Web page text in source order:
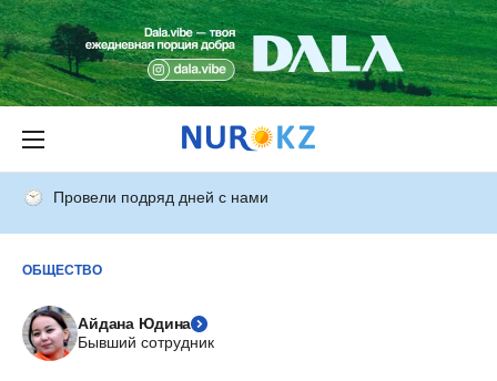
Провели подряд дней с нами
ОБЩЕСТВО
Айдана Юдина
Бывший сотрудник